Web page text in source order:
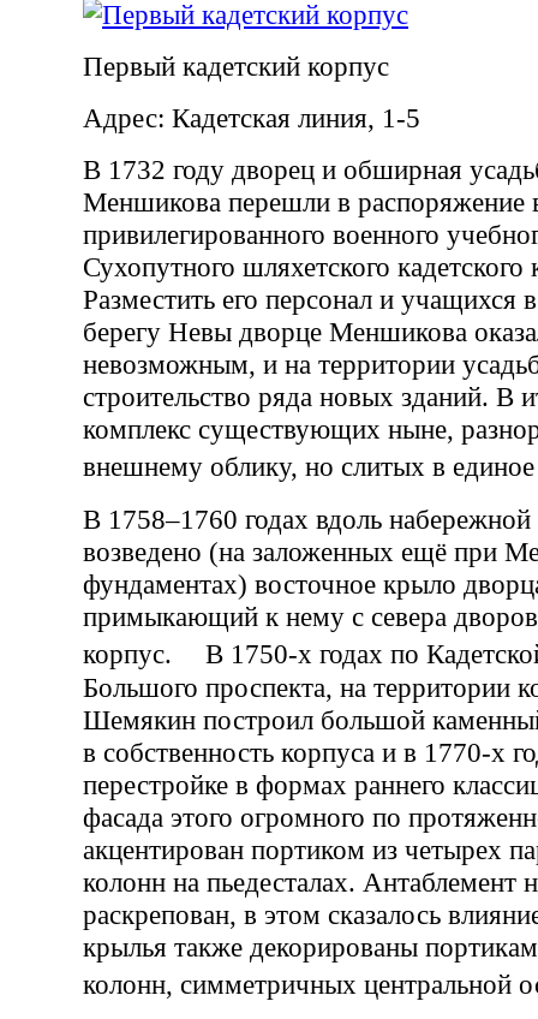
Первый кадетский корпус
Адрес: Кадетская линия, 1-5
В 1732 году дворец и обширная
Меншикова перешли в распоряжение
привилегированного военного
Сухопутного шляхетского кадетского
Разместить его персонал и учащихся
берегу Невы дворце Меншикова
невозможным, и на территории
строительство ряда новых зданий. В
комплекс существующих ныне,
внешнему облику, но слитых в
В 1758–1760 годах вдоль
возведено (на заложенных ещё при
фундаментах) восточное крыло
примыкающий к нему с севера
корпус. В 1750-х годах по
Большого проспекта, на территории
Шемякин построил большой
в собственность корпуса и в 1770-х
перестройке в формах раннего
фасада этого огромного по
акцентирован портиком из четырех
колонн на пьедесталах. Антаблемент
раскрепован, в этом сказалось
крылья также декорированы
колонн, симметричных